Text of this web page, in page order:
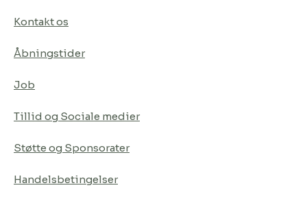
Kontakt os
Åbningstider
Job
Tillid og Sociale medier
Støtte og Sponsorater
Handelsbetingelser